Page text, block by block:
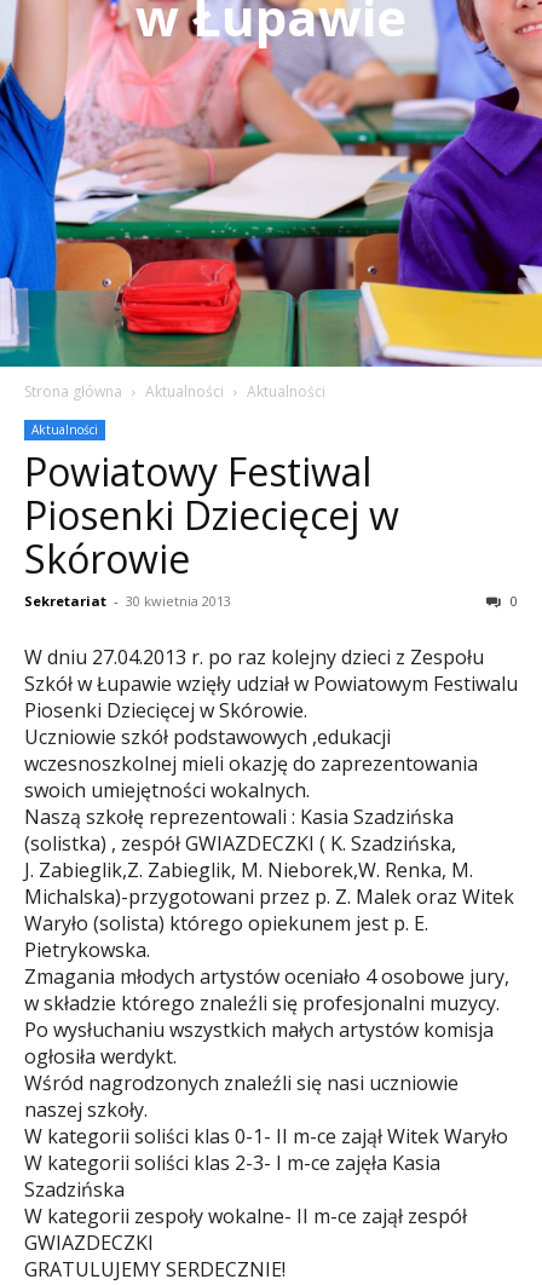
w Łupawie
Strona główna Aktualności Aktualności
Aktualności
Powiatowy Festiwal
Piosenki Dziecięcej w
Skórowie
Sekretariat - 30 kwietnia 2013 0
W dniu 27.04.2013 r. po raz kolejny dzieci z Zespołu
Szkół w Łupawie wzięły udział w Powiatowym Festiwalu
Piosenki Dziecięcej w Skórowie.
Uczniowie szkół podstawowych ,edukacji
wczesnoszkolnej mieli okazję do zaprezentowania
swoich umiejętności wokalnych.
Naszą szkołę reprezentowali : Kasia Szadzińska
(solistka) , zespół GWIAZDECZKI ( K. Szadzińska,
J. Zabieglik,Z. Zabieglik, M. Nieborek,W. Renka, M.
Michalska)-przygotowani przez p. Z. Malek oraz Witek
Waryło (solista) którego opiekunem jest p. E.
Pietrykowska.
Zmagania młodych artystów oceniało 4 osobowe jury,
w składzie którego znaleźli się profesjonalni muzycy.
Po wysłuchaniu wszystkich małych artystów komisja
ogłosiła werdykt.
Wśród nagrodzonych znaleźli się nasi uczniowie
naszej szkoły.
W kategorii soliści klas 0-1- II m-ce zajął Witek Waryło
W kategorii soliści klas 2-3- I m-ce zajęła Kasia
Szadzińska
W kategorii zespoły wokalne- II m-ce zajął zespół
GWIAZDECZKI
GRATULUJEMY SERDECZNIE!